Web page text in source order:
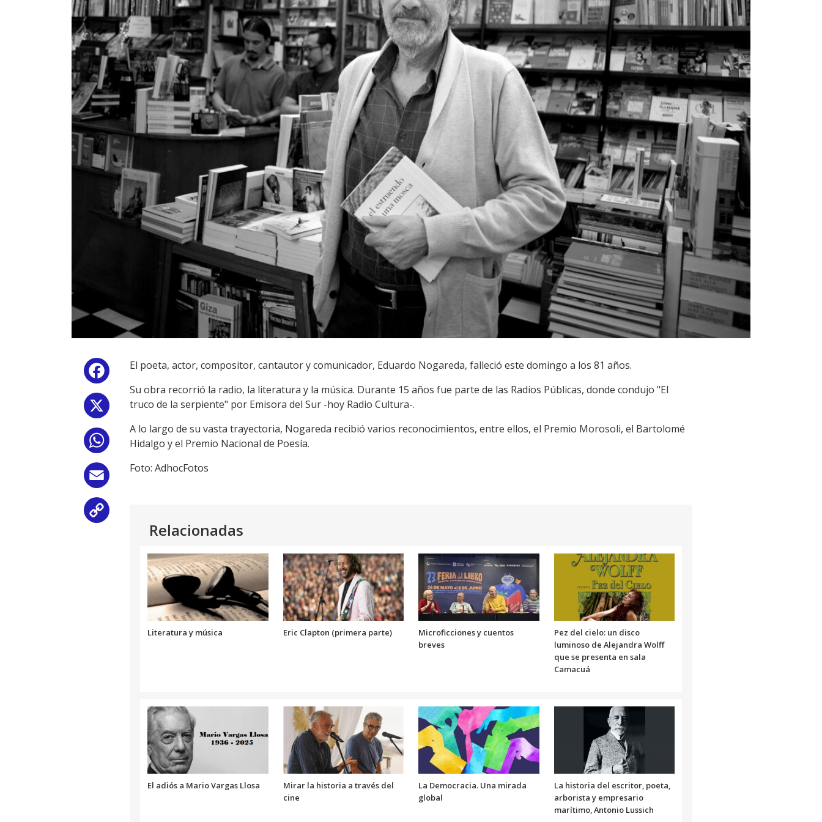
Facebook
WhatsApp
El poeta, actor, compositor, cantautor y comunicador, Eduardo Nogareda, falleció este domingo a los 81 años.
Su obra recorrió la radio, la literatura y la música. Durante 15 años fue parte de las Radios Públicas, donde condujo "El
truco de la serpiente" por Emisora del Sur -hoy Radio Cultura-.
A lo largo de su vasta trayectoria, Nogareda recibió varios reconocimientos, entre ellos, el Premio Morosoli, el Bartolomé
Hidalgo y el Premio Nacional de Poesía.
Foto: AdhocFotos
Relacionadas
Literatura y música Eric Clapton (primera parte)
Microficciones y cuentos
breves
Pez del cielo: un disco
luminoso de Alejandra Wolff
que se presenta en sala
Camacuá
El adiós a Mario Vargas Llosa
Mirar la historia a través del
cine
La Democracia. Una mirada
global
La historia del escritor, poeta,
arborista y empresario
marítimo, Antonio Lussich